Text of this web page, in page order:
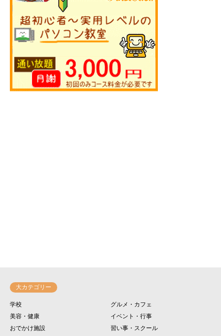
大カテゴリー
学校
グルメ・カフェ
美容・健康
イベント・行事
おでかけ施設
習い事・スクール